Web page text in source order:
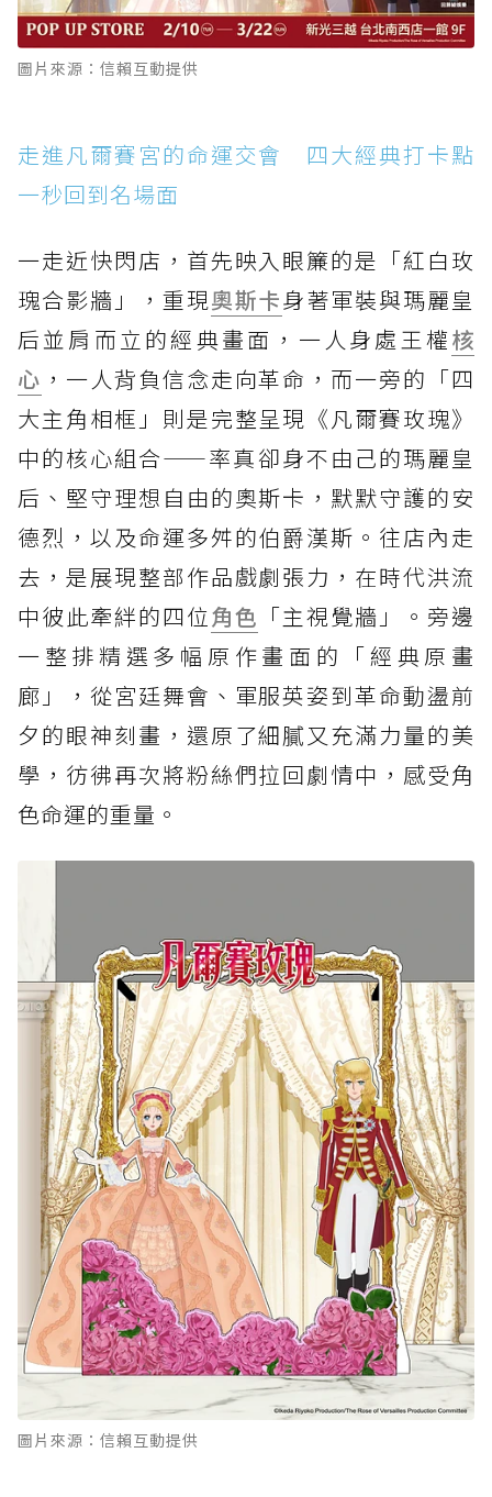
圖片來源：信賴互動提供
走進凡爾賽宮的命運交會 四大經典打卡點
一秒回到名場面
一走近快閃店，首先映入眼簾的是「紅白玫
瑰合影牆」，重現奧斯卡身著軍裝與瑪麗皇
后並肩而立的經典畫面，一人身處王權核
心 ，一人背負信念走向革命，而一旁的「四
大主角相框」則是完整呈現《凡爾賽玫瑰》
中的核心組合——率真卻身不由己的瑪麗皇
后、堅守理想自由的奧斯卡，默默守護的安
德烈，以及命運多舛的伯爵漢斯。往店內走
去，是展現整部作品戲劇張力，在時代洪流
中彼此牽絆的四位角色 「主視覺牆」。旁邊
一整排精選多幅原作畫面的「經典原畫
廊」，從宮廷舞會、軍服英姿到革命動盪前
夕的眼神刻畫，還原了細膩又充滿力量的美
學，彷彿再次將粉絲們拉回劇情中，感受角
色命運的重量。
圖片來源：信賴互動提供